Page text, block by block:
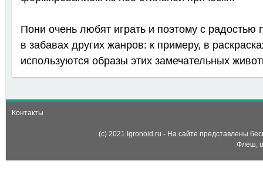
Пони очень любят играть и поэтому с радостью
в забавах других жанров: к примеру, в
используются образы этих замечательных
Контакты
(c) 2021 Igronoid.ru - На сайте представлены
Флеш,